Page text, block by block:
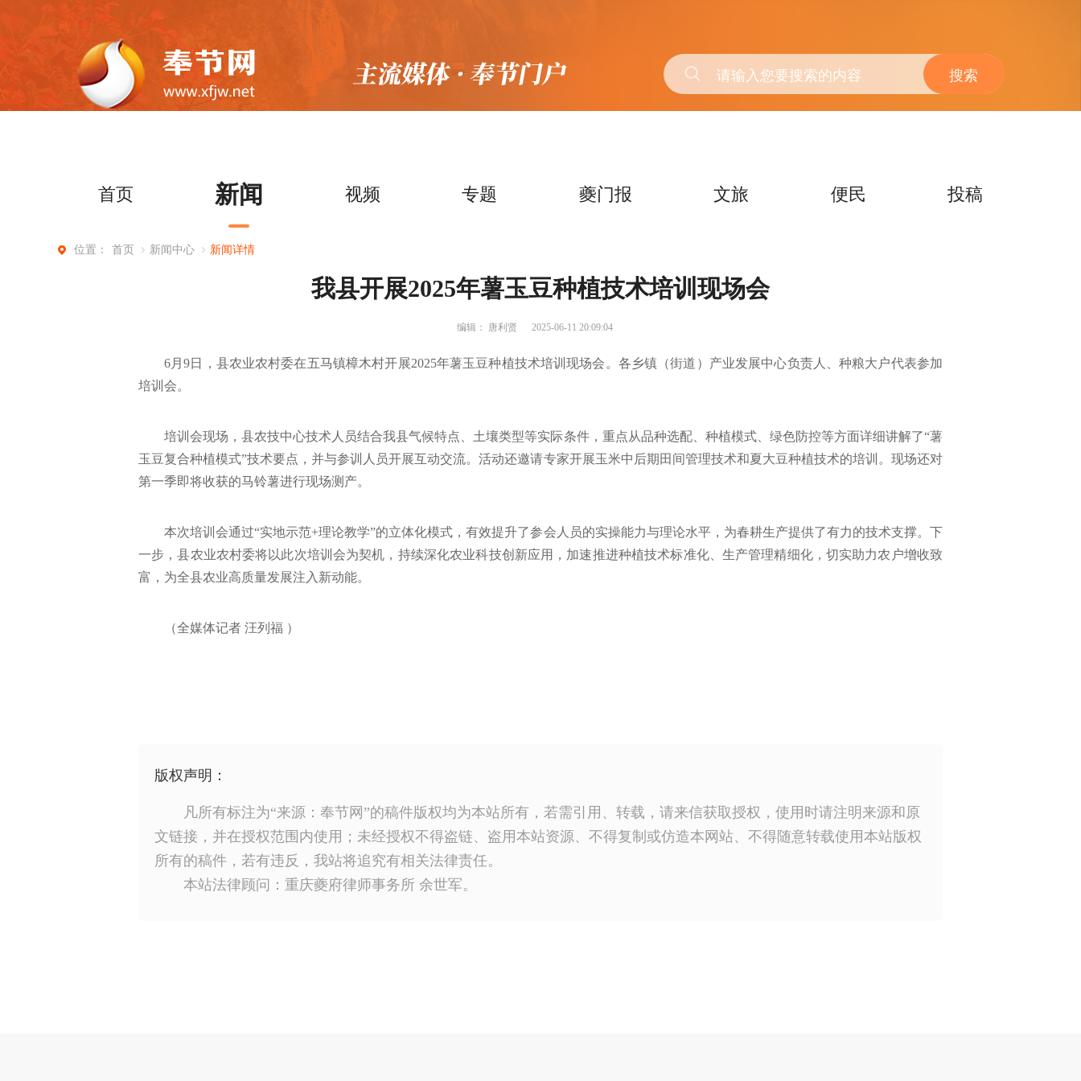
搜索
首页 新闻 视频 专题 夔门报 文旅 便民 投稿
位置： 首页 新闻中心 新闻详情
我县开展2025年薯玉豆种植技术培训现场会
编辑： 唐利贤 2025-06-11 20:09:04
6月9日，县农业农村委在五马镇樟木村开展2025年薯玉豆种植技术培训现场会。各乡镇（街道）产业发展中心负责人、种粮大户代表参加
培训会。
培训会现场，县农技中心技术人员结合我县气候特点、土壤类型等实际条件，重点从品种选配、种植模式、绿色防控等方面详细讲解了“薯
玉豆复合种植模式”技术要点，并与参训人员开展互动交流。活动还邀请专家开展玉米中后期田间管理技术和夏大豆种植技术的培训。现场还对
第一季即将收获的马铃薯进行现场测产。
本次培训会通过“实地示范+理论教学”的立体化模式，有效提升了参会人员的实操能力与理论水平，为春耕生产提供了有力的技术支撑。下
一步，县农业农村委将以此次培训会为契机，持续深化农业科技创新应用，加速推进种植技术标准化、生产管理精细化，切实助力农户增收致
富，为全县农业高质量发展注入新动能。
（全媒体记者 汪列福 ）
版权声明：
凡所有标注为“来源：奉节网”的稿件版权均为本站所有，若需引用、转载，请来信获取授权，使用时请注明来源和原
文链接，并在授权范围内使用；未经授权不得盗链、盗用本站资源、不得复制或仿造本网站、不得随意转载使用本站版权
所有的稿件，若有违反，我站将追究有相关法律责任。
本站法律顾问：重庆夔府律师事务所 余世军。